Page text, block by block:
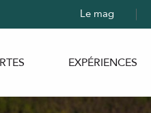
Le mag
EXPÉRIENCES